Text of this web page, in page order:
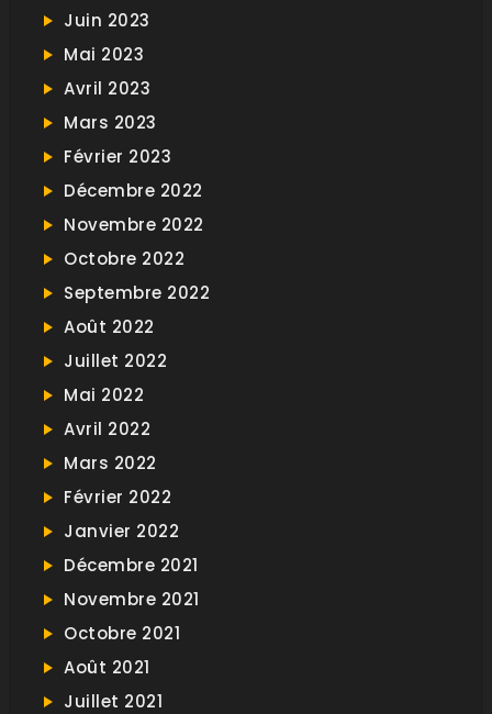
Juin 2023
Mai 2023
Avril 2023
Mars 2023
Février 2023
Décembre 2022
Novembre 2022
Octobre 2022
Septembre 2022
Août 2022
Juillet 2022
Mai 2022
Avril 2022
Mars 2022
Février 2022
Janvier 2022
Décembre 2021
Novembre 2021
Octobre 2021
Août 2021
Juillet 2021